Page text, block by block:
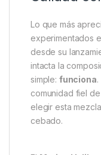
Además de ser
esta mezcla
especies como la
cacho . Tanto si
su alto contenido
garantía de
cálidos, cuando
y buscan